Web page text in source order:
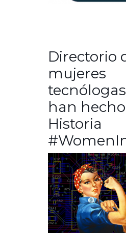
Directorio
mujeres
han hecho
Historia